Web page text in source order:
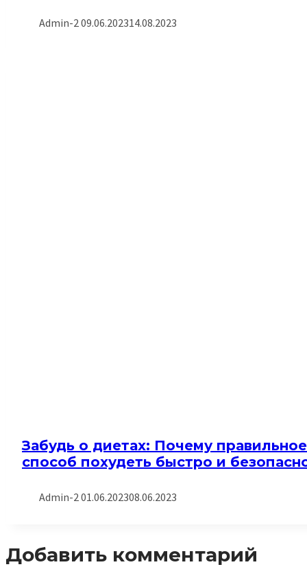
Admin-2 09.06.202314.08.2023
Забудь о диетах: Почему
способ похудеть быстро и
Admin-2 01.06.202308.06.2023
Добавить комментарий